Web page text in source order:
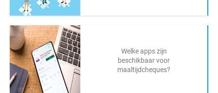
Welke apps zijn
beschikbaar voor
maaltijdcheques?